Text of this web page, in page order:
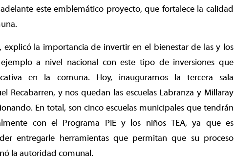
este emblemático proyecto, que fortalece la calidad
explicó la importancia de invertir en el bienestar de las y los
a nivel nacional con este tipo de inversiones que
en la comuna. Hoy, inauguramos la tercera sala
Recabarren, y nos quedan las escuelas Labranza y Millaray
En total, son cinco escuelas municipales que tendrán
con el Programa PIE y los niños TEA, ya que es
entregarle herramientas que permitan que su proceso
la autoridad comunal.